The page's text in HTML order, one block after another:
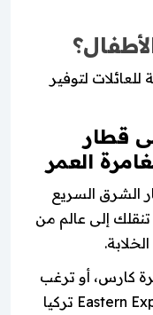
لتوفير
قطار
العمر
الشرق السريع
إلى عالم من
كارس، أو ترغب
في رحلة قطار فاخر تركيا، فإن Eastern Express تركيا